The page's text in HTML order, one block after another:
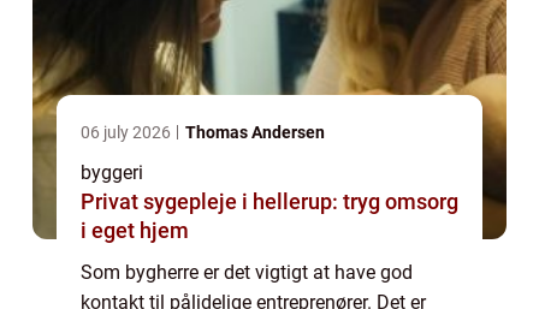
06 july 2026 Thomas Andersen
byggeri
Privat sygepleje i hellerup: tryg omsorg
i eget hjem
Som bygherre er det vigtigt at have god
kontakt til pålidelige entreprenører. Det er